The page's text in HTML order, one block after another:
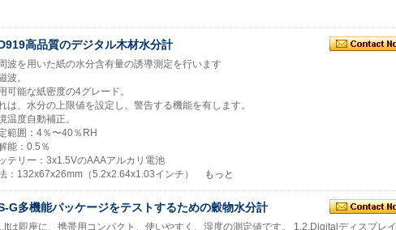
高品質のデジタル木材水分計
波を用いた紙の水分含有量の誘導測定を行います
波。
可能な紙密度の4グレード。
は、水分の上限値を設定し、警告する機能を有します。
温度自動補正。
範囲：4％〜40％RH
能：0.5％
テリー：3x1.5VのAAAアルカリ電池
：132x67x26mm（5.2x2.64x1.03インチ）
もっと
G多機能パッケージをテストするための穀物水分計
は即座に、携帯用コンパクト、使いやすく、湿度の測定値です。 1.2.Digitalディスプレイ